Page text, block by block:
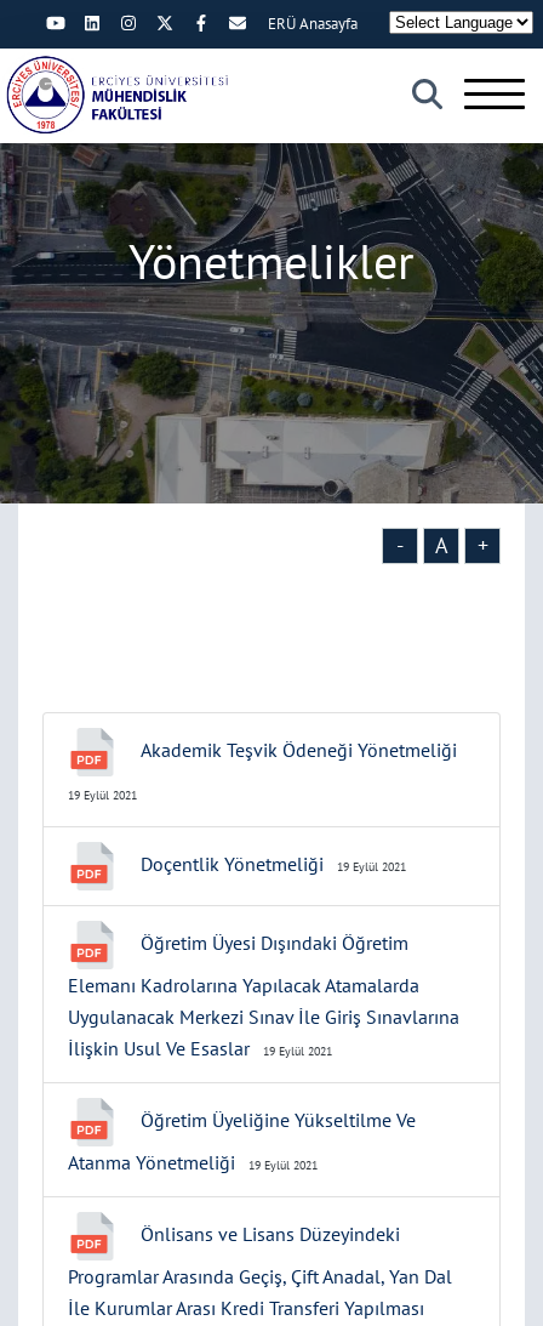
×
ERÜ Anasayfa
Yönetmelikler
- A +
Akademik Teşvik Ödeneği Yönetmeliği
19 Eylül 2021
Doçentlik Yönetmeliği 19 Eylül 2021
Öğretim Üyesi Dışındaki Öğretim
Elemanı Kadrolarına Yapılacak Atamalarda
Uygulanacak Merkezi Sınav İle Giriş Sınavlarına
İlişkin Usul Ve Esaslar
19 Eylül 2021
Öğretim Üyeliğine Yükseltilme Ve
Atanma Yönetmeliği
19 Eylül 2021
Önlisans ve Lisans Düzeyindeki
Programlar Arasında Geçiş, Çift Anadal, Yan Dal
İle Kurumlar Arası Kredi Transferi Yapılması